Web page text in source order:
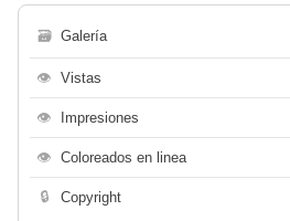
🗃 Galería
👁 Vistas
👁 Impresiones
👁 Coloreados en linea
🔒 Copyright